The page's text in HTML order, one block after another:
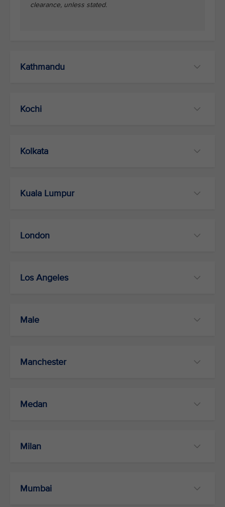
clearance, unless stated.
Kathmandu
Kochi
Kolkata
Kuala Lumpur
London
Los Angeles
Male
Manchester
Medan
Milan
Mumbai